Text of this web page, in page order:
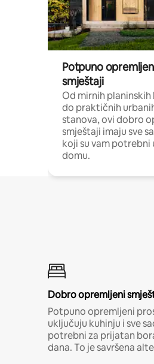
Potpuno
smještaji
Od mirnih planinskih
do praktičnih
stanova, ovi dobro
smještaji imaju sve
koji su vam potrebni
domu.
Dobro opremljeni
Potpuno opremljeni
uključuju kuhinju i sve
potrebni za prijatan
dana. To je savršena